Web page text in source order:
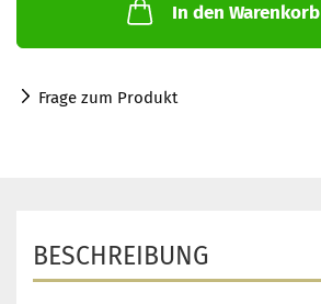
In den Warenkorb
Frage zum Produkt
BESCHREIBUNG